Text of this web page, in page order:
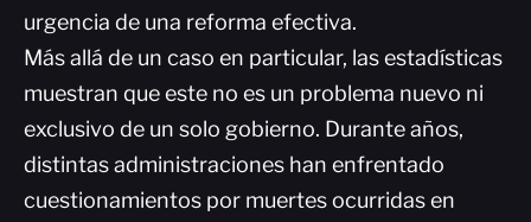
urgencia de una reforma efectiva.
Más allá de un caso en particular, las estadísticas
muestran que este no es un problema nuevo ni
exclusivo de un solo gobierno. Durante años,
distintas administraciones han enfrentado
cuestionamientos por muertes ocurridas en